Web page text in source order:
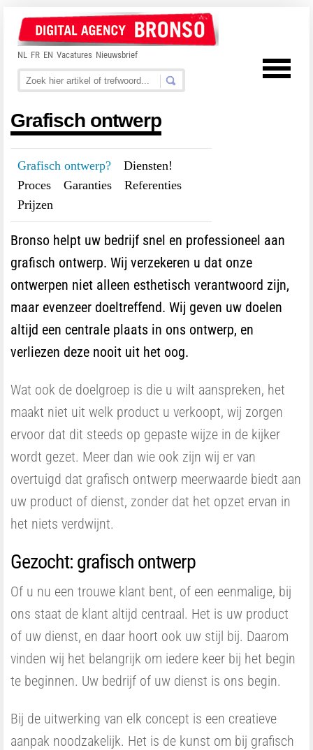
NL FR EN Vacatures Nieuwsbrief
Grafisch ontwerp
Grafisch ontwerp? Diensten!
Proces
Garanties Referenties
Prijzen
Bronso helpt uw bedrijf snel en professioneel aan
grafisch ontwerp. Wij verzekeren u dat onze
ontwerpen niet alleen esthetisch verantwoord zijn,
maar evenzeer doeltreffend. Wij geven uw doelen
altijd een centrale plaats in ons ontwerp, en
verliezen deze nooit uit het oog.
Wat ook de doelgroep is die u wilt aanspreken, het
maakt niet uit welk product u verkoopt, wij zorgen
ervoor dat dit steeds op gepaste wijze in de kijker
wordt gezet. Meer dan wie ook zijn wij er van
overtuigd dat grafisch ontwerp meerwaarde biedt aan
uw product of dienst, zonder dat het opzet ervan in
het niets verdwijnt.
Gezocht: grafisch ontwerp
Of u nu een trouwe klant bent, of een eenmalige, bij
ons staat de klant altijd centraal. Het is uw product
of uw dienst, en daar hoort ook uw stijl bij. Daarom
vinden wij het belangrijk om iedere keer bij het begin
te beginnen. Uw bedrijf of uw dienst is ons begin.
Bij de uitwerking van elk concept is een creatieve
aanpak noodzakelijk. Het is de kunst om bij grafisch